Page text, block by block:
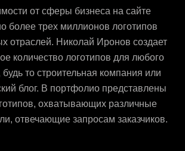
от сферы бизнеса на сайте
более трех миллионов логотипов
отраслей. Николай Иронов создает
количество логотипов для любого
то строительная компания или
блог. В портфолио представлены
охватывающих различные
отвечающие запросам заказчиков.